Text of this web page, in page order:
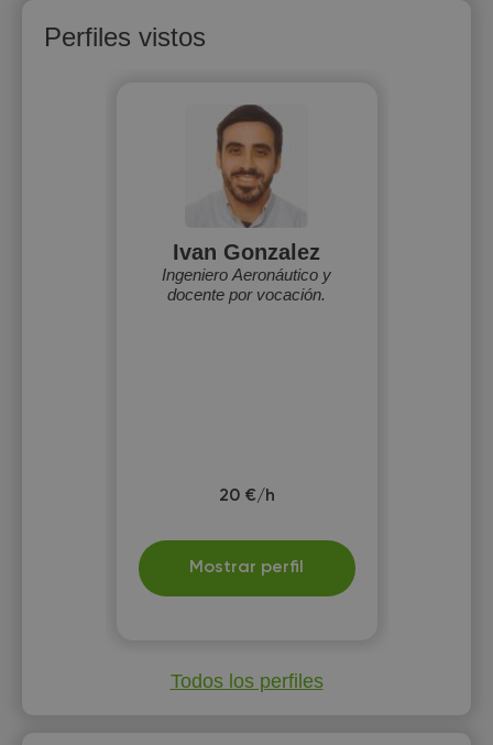
Perfiles vistos
Ivan Gonzalez
Ingeniero Aeronáutico y
docente por vocación.
20 €/h
Mostrar perfil
Todos los perfiles